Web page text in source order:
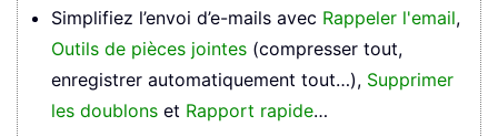
Simplifiez l’envoi d’e-mails avec Rappeler l'email,
Outils de pièces jointes (compresser tout,
enregistrer automatiquement tout…), Supprimer
les doublons et Rapport rapide…